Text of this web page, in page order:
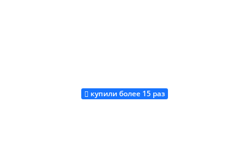
Купить
купили более 15 раз